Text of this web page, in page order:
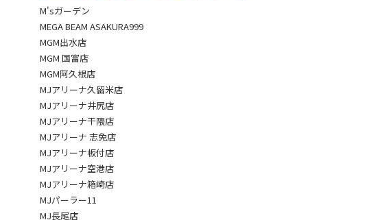
M'sガーデン
MEGA BEAM ASAKURA999
MGM出水店
MGM 国富店
MGM阿久根店
MJアリーナ久留米店
MJアリーナ井尻店
MJアリーナ干隈店
MJアリーナ 志免店
MJアリーナ板付店
MJアリーナ空港店
MJアリーナ箱崎店
MJパーラー11
MJ長尾店